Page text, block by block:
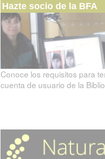
Hazte socio de la BFA
Conoce los requisitos para
cuenta de usuario de la